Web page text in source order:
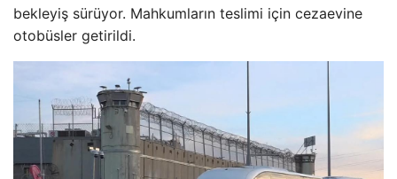
bekleyiş sürüyor. Mahkumların teslimi için cezaevine
otobüsler getirildi.